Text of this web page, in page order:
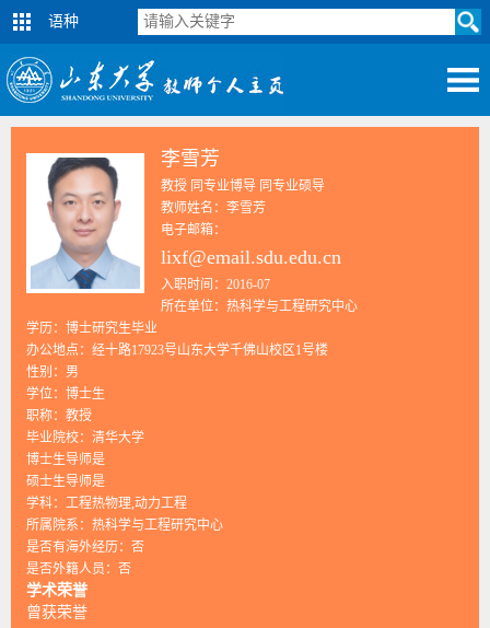
语种
李雪芳
教授 同专业博导 同专业硕导
教师姓名：李雪芳
电子邮箱：
lixf@email.sdu.edu.cn
入职时间：2016-07
所在单位：热科学与工程研究中心
学历：博士研究生毕业
办公地点：经十路17923号山东大学千佛山校区1号楼
性别：男
学位：博士生
职称：教授
毕业院校：清华大学
博士生导师是
硕士生导师是
学科：工程热物理,动力工程
所属院系：热科学与工程研究中心
是否有海外经历：否
是否外籍人员：否
学术荣誉
曾获荣誉